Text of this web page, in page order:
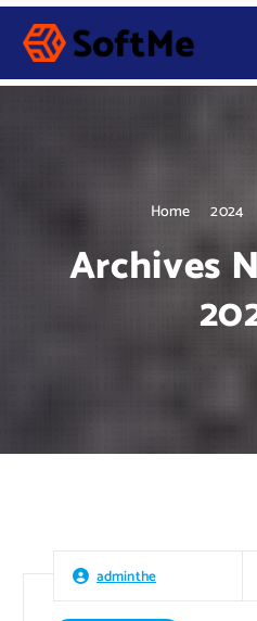
S
p
Home 2024
Archives
adminthe